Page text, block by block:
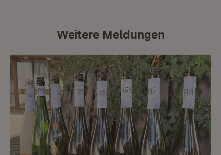
Weitere Meldungen